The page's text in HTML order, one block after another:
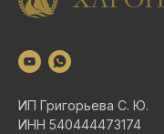
ИП Григорьева С. Ю.
ИНН 540444473174